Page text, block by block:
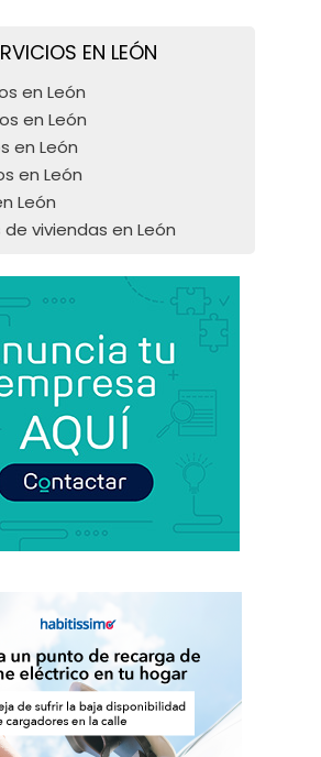
EN LEÓN
en León
en León
en León
en León
León
viviendas en León